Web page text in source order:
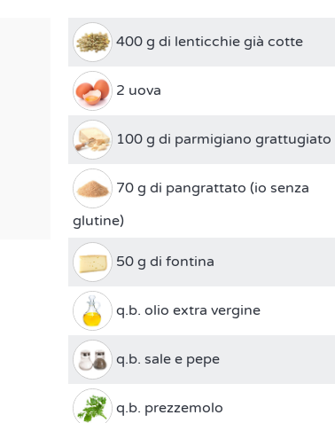
400 g di lenticchie già cotte
2 uova
100 g di parmigiano grattugiato
70 g di pangrattato (io senza
glutine)
50 g di fontina
q.b. olio extra vergine
q.b. sale e pepe
q.b. prezzemolo